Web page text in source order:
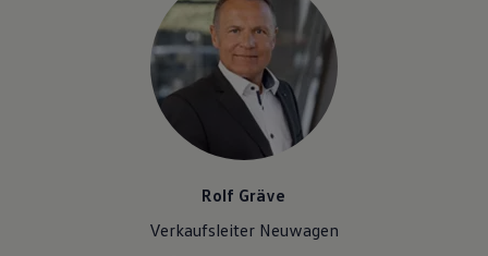
Rolf Gräve
Verkaufsleiter Neuwagen